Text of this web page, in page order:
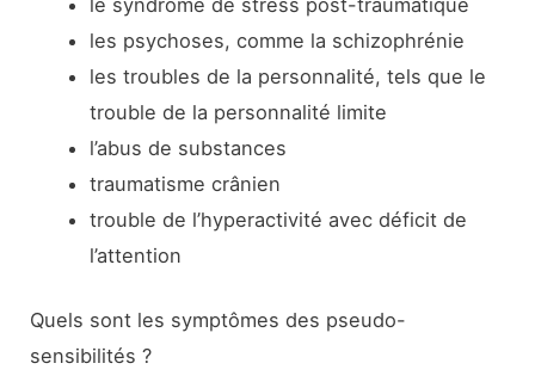
les psychoses, comme la schizophrénie
les troubles de la personnalité, tels que le
trouble de la personnalité limite
l’abus de substances
traumatisme crânien
trouble de l’hyperactivité avec déficit de
l’attention
Quels sont les symptômes des pseudo-
sensibilités ?